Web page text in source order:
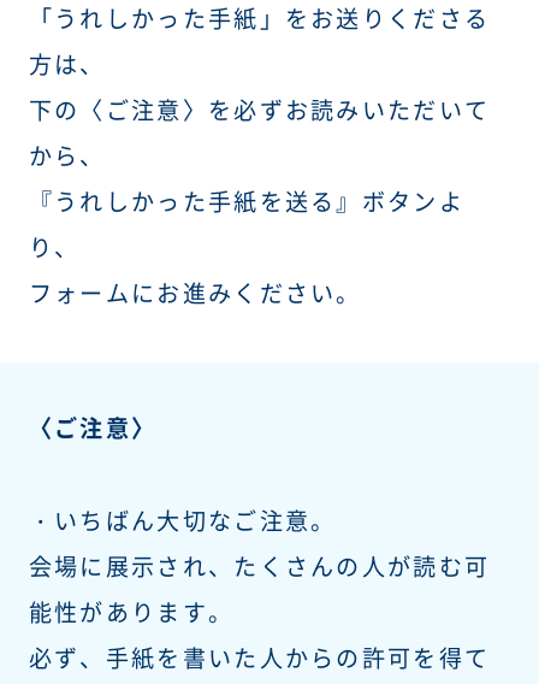
「うれしかった手紙」をお送りくださる
方は、
下の〈ご注意〉を必ずお読みいただいて
から、
『うれしかった手紙を送る』ボタンよ
り、
フォームにお進みください。
〈ご注意〉
・いちばん大切なご注意。
会場に展示され、たくさんの人が読む可
能性があります。
必ず、手紙を書いた人からの許可を得て